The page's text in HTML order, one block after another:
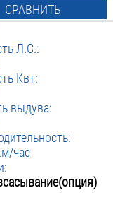
СРАВНИТЬ
Л.С.:
Квт:
выдува:
час